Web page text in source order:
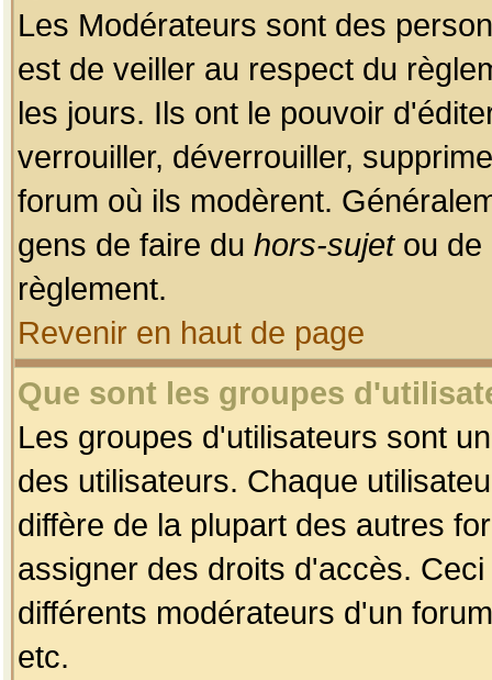
Les Modérateurs sont des
est de veiller au respect du
les jours. Ils ont le pouvoir
verrouiller, déverrouiller,
forum où ils modèrent.
gens de faire du hors-sujetou de
règlement.
Revenir en haut de page
Que sont les groupes
Les groupes d'utilisateurs sont
des utilisateurs. Chaque
diffère de la plupart des autres
assigner des droits d'accès.
différents modérateurs d'un
etc.